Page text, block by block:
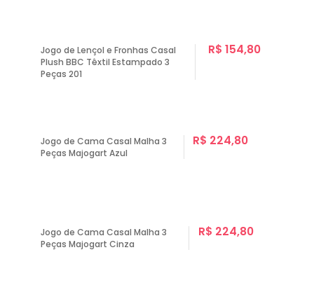
Jogo de Lençol e Fronhas Casal
Plush BBC Têxtil Estampado 3
Peças 201
R$ 154,80
Jogo de Cama Casal Malha 3
Peças Majogart Azul
R$ 224,80
Jogo de Cama Casal Malha 3
Peças Majogart Cinza
R$ 224,80